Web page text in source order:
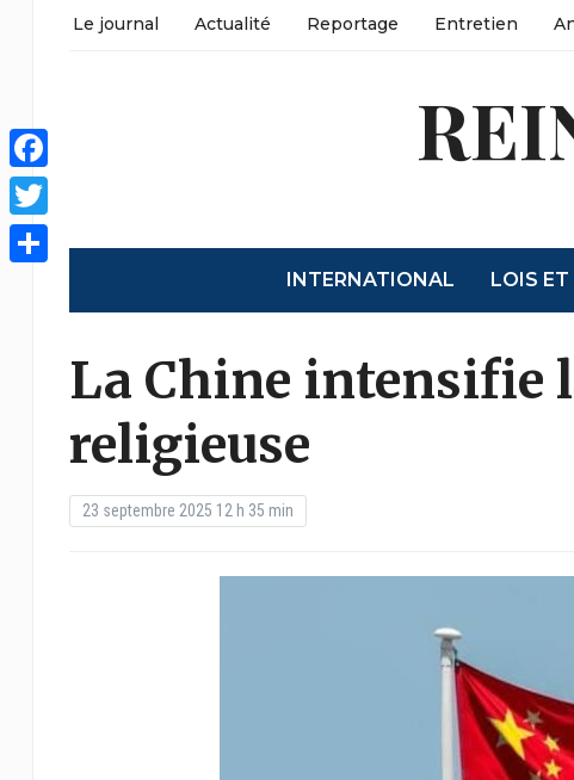
Le journal Actualité Reportage Entretien
INTERNATIONAL LOIS ET
La Chine intensifie
religieuse
23 septembre 2025 12 h 35 min
Facebook
Twitter